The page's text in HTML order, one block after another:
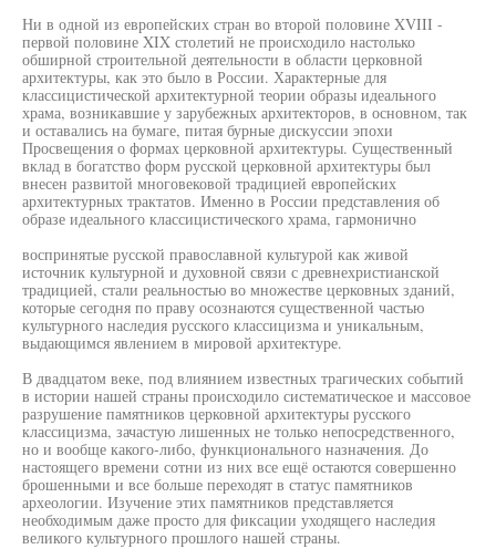
Ни в одной из европейских стран во второй половине XVIII -
первой половине XIX столетий не происходило настолько
обширной строительной деятельности в области церковной
архитектуры, как это было в России. Характерные для
классицистической архитектурной теории образы идеального
храма, возникавшие у зарубежных архитекторов, в основном, так
и оставались на бумаге, питая бурные дискуссии эпохи
Просвещения о формах церковной архитектуры. Существенный
вклад в богатство форм русской церковной архитектуры был
внесен развитой многовековой традицией европейских
архитектурных трактатов. Именно в России представления об
образе идеального классицистического храма, гармонично
воспринятые русской православной культурой как живой
источник культурной и духовной связи с древнехристианской
традицией, стали реальностью во множестве церковных зданий,
которые сегодня по праву осознаются существенной частью
культурного наследия русского классицизма и уникальным,
выдающимся явлением в мировой архитектуре.
В двадцатом веке, под влиянием известных трагических событий
в истории нашей страны происходило систематическое и массовое
разрушение памятников церковной архитектуры русского
классицизма, зачастую лишенных не только непосредственного,
но и вообще какого-либо, функционального назначения. До
настоящего времени сотни из них все ещё остаются совершенно
брошенными и все больше переходят в статус памятников
археологии. Изучение этих памятников представляется
необходимым даже просто для фиксации уходящего наследия
великого культурного прошлого нашей страны.